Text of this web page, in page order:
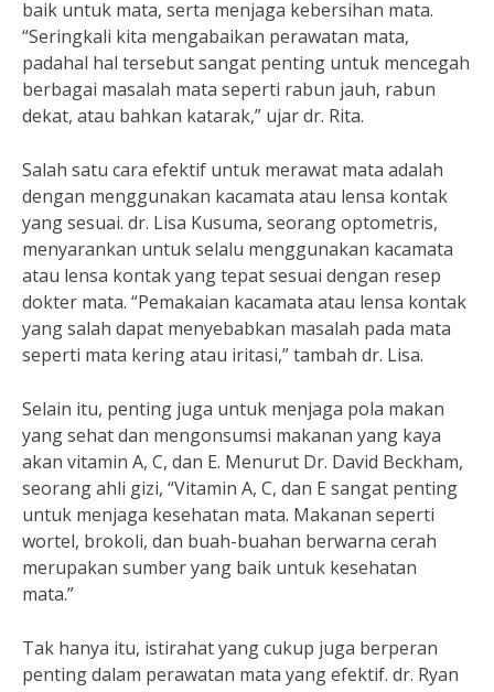
baik untuk mata, serta menjaga kebersihan mata.
“Seringkali kita mengabaikan perawatan mata,
padahal hal tersebut sangat penting untuk mencegah
berbagai masalah mata seperti rabun jauh, rabun
dekat, atau bahkan katarak,” ujar dr. Rita.
Salah satu cara efektif untuk merawat mata adalah
dengan menggunakan kacamata atau lensa kontak
yang sesuai. dr. Lisa Kusuma, seorang optometris,
menyarankan untuk selalu menggunakan kacamata
atau lensa kontak yang tepat sesuai dengan resep
dokter mata. “Pemakaian kacamata atau lensa kontak
yang salah dapat menyebabkan masalah pada mata
seperti mata kering atau iritasi,” tambah dr. Lisa.
Selain itu, penting juga untuk menjaga pola makan
yang sehat dan mengonsumsi makanan yang kaya
akan vitamin A, C, dan E. Menurut Dr. David Beckham,
seorang ahli gizi, “Vitamin A, C, dan E sangat penting
untuk menjaga kesehatan mata. Makanan seperti
wortel, brokoli, dan buah-buahan berwarna cerah
merupakan sumber yang baik untuk kesehatan
mata.”
Tak hanya itu, istirahat yang cukup juga berperan
penting dalam perawatan mata yang efektif. dr. Ryan